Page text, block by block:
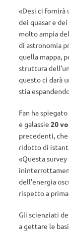
«Desi ci fornirà
dei quasar e
molto ampia
di astronomia
quella mappa,
struttura
questo ci darà
stia
Fan ha
e galassie 20
precedenti,
ridotto di
«Questa
dell’energia
rispetto a
Gli scienziati
a gettare le